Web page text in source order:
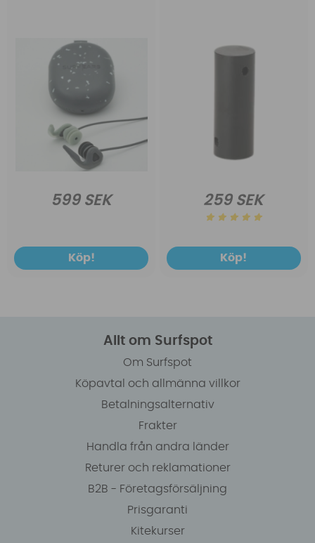
599 SEK
Köp!
259 SEK
Köp!
Allt om Surfspot
Om Surfspot
Köpavtal och allmänna villkor
Betalningsalternativ
Frakter
Handla från andra länder
Returer och reklamationer
B2B - Företagsförsäljning
Prisgaranti
Kitekurser